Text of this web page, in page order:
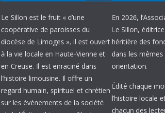
Le Sillon est le fruit « d’une
coopérative de paroisses du
diocèse de Limoges », il est ouvert
à la vie locale en Haute-Vienne et
en Creuse. Il est enraciné dans
l’histoire limousine. Il offre un
regard humain, spirituel et chrétien
sur les évènements de la société
En 2026,
Le Sillon,
héritière des
dans les
orientation.
Édité chaque
l’histoire locale
chacun des